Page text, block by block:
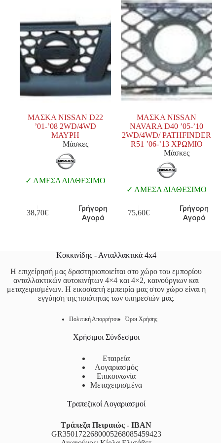
ΜΑΣΚΑ NISSAN D22
’01-’08 2WD/4WD
ΜΑΥΡΗ
Μάσκες
ΑΜΕΣΑ ΔΙΑΘΕΣΙΜΟ
38,70€
Γρήγορη
Αγορά
ΜΑΣΚΑ NISSAN
NAVARA D40 ’05-’10
2WD/4WD/ PATHFINDER
R51 ’06-’13 ΧΡΩΜΙΟ
Μάσκες
ΑΜΕΣΑ ΔΙΑΘΕΣΙΜΟ
75,60€
Γρήγορη
Αγορά
Κοκκινίδης - Ανταλλακτικά 4x4
Η επιχείρησή μας δραστηριοποιείται στο χώρο του εμπορίου
ανταλλακτικών αυτοκινήτων 4×4 και 4×2, καινούργιων και
μεταχειρισμένων. Η εικοσαετή εμπειρία μας στον χώρο είναι η
εγγύηση της ποιότητας των υπηρεσιών μας.
Πολιτική Απορρήτου Όροι Χρήσης
Χρήσιμοι Σύνδεσμοι
Εταιρεία
Λογαριασμός
Επικοινωνία
Μεταχειρισμένα
Τραπεζικοί Λογαριασμοί
Τράπεζα Πειραιώς - IBAN
GR3501722680005268085459423